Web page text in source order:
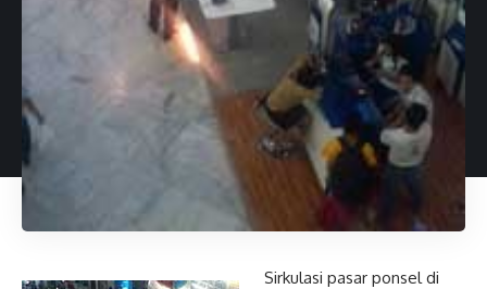
Sirkulasi pasar ponsel di